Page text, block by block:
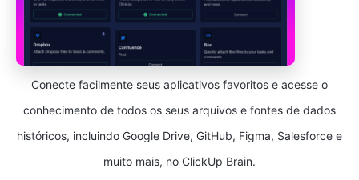
Conecte facilmente seus aplicativos favoritos e acesse o
conhecimento de todos os seus arquivos e fontes de dados
históricos, incluindo Google Drive, GitHub, Figma, Salesforce e
muito mais, no ClickUp Brain.